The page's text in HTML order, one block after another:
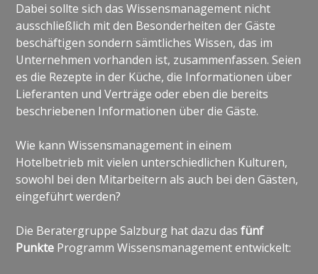
Dabei sollte sich das Wissensmanagement nicht
ausschließlich mit den Besonderheiten der Gäste
beschäftigen sondern sämtliches Wissen, das im
Unternehmen vorhanden ist, zusammenfassen. Seien
es die Rezepte in der Küche, die Informationen über
Lieferanten und Verträge oder eben die bereits
beschriebenen Informationen über die Gäste.
Wie kann Wissensmanagement in einem
Hotelbetrieb mit vielen unterschiedlichen Kulturen,
sowohl bei den Mitarbeitern als auch bei den Gästen,
eingeführt werden?
Die Beratergruppe Salzburg hat dazu dasfünf
Punkte Programm Wissensmanagement entwickelt: